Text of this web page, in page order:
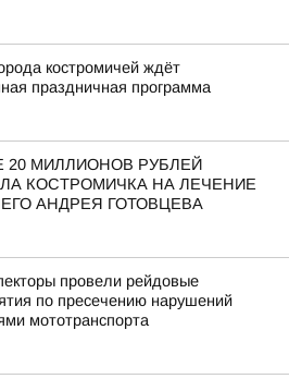
костромичей ждёт
праздничная программа
20 МИЛЛИОНОВ РУБЛЕЙ
КОСТРОМИЧКА НА ЛЕЧЕНИЕ
АНДРЕЯ ГОТОВЦЕВА
провели рейдовые
по пресечению нарушений
мототранспорта